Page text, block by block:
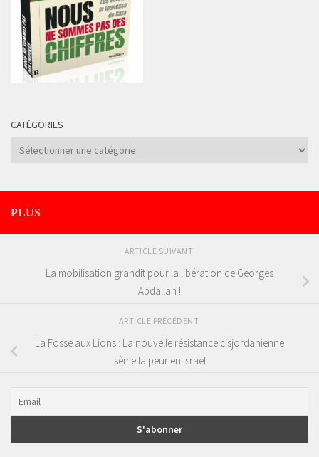
CATÉGORIES
Catégories
PLUS
ARTICLE SUIVANT
La mobilisation grandit pour la libération de Georges
Abdallah !
ARTICLE PRÉCÉDENT
La Fosse aux Lions : La nouvelle résistance cisjordanienne
sème la peur en Israël